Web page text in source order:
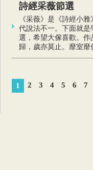
詩經采薇節選
《采薇》是《詩經小
代說法不一。下面就
選，希望大傢喜歡。作
歸，歲亦莫止。靡室靡
1 2 3 4 5 6 7